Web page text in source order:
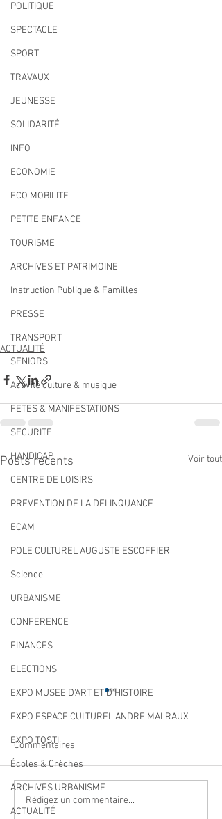
POLITIQUE
SPECTACLE
SPORT
TRAVAUX
JEUNESSE
SOLIDARITÉ
INFO
ECONOMIE
ECO MOBILITE
PETITE ENFANCE
TOURISME
ARCHIVES ET PATRIMOINE
Instruction Publique & Familles
PRESSE
TRANSPORT
SENIORS
Activité culture & musique
FETES & MANIFESTATIONS
SECURITE
HANDICAP
CENTRE DE LOISIRS
PREVENTION DE LA DELINQUANCE
ECAM
POLE CULTUREL AUGUSTE ESCOFFIER
Science
URBANISME
CONFERENCE
FINANCES
ELECTIONS
EXPO MUSEE D'ART ET D'HISTOIRE
EXPO ESPACE CULTUREL ANDRE MALRAUX
EXPO TOSTI
Écoles & Crèches
ARCHIVES URBANISME
ACTUALITÉ
ACTUALITÉ
Posts récents Voir tout
Qualité des eaux de
Commentaires
Rédigez un commentaire...